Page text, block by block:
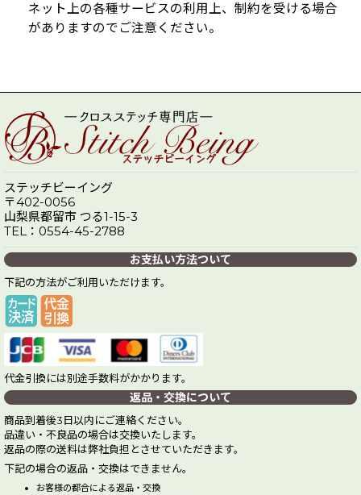
ネット上の各種サービスの利用上、制約を受ける場合
がありますのでご注意ください。
ステッチビーイング
〒402-0056
山梨県都留市 つる1-15-3
TEL：0554-45-2788
お支払い方法ついて
下記の方法がご利用いただけます。
代金引換には別途手数料がかかります。
返品・交換について
商品到着後3日以内にご連絡ください。
品違い・不良品の場合は交換いたします。
返品の際の送料は弊社負担とさせていただきます。
下記の場合の返品・交換はできません。
お客様の都合による返品・交換